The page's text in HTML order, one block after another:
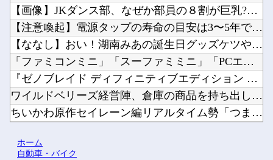
【画像】JKダンス部、なぜか部員の８割が巨乳?ｗｗｗｗｗｗｗ...
【注意喚起】電源タップの寿命の目安は3〜5年です他
【ななし】おい！湖南みあの誕生日グッズケツやぞ！！！要チェッ...
「ファミコンミニ」「スーファミミニ」「PCエンジンミニ」「メ...
『ゼノブレイド ディフィニティブエディション Nintend...
ワイルドベリーズ経営陣、倉庫の商品を持ち出し「ドローン攻撃で...
ちいかわ原作セイレーン編リアルタイム勢「つまんねえ」「ゴミ」...
ホーム
自動車・バイク